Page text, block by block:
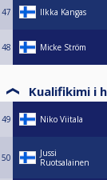
47 Ilkka Kangas
48 Micke Ström
Kualifikimi i
49 Niko Viitala
50
Jussi
Ruotsalainen